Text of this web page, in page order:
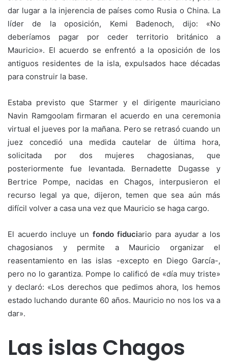
dar lugar a la injerencia de países como Rusia o China. La
líder de la oposición, Kemi Badenoch, dijo: «No
deberíamos pagar por ceder territorio británico a
Mauricio». El acuerdo se enfrentó a la oposición de los
antiguos residentes de la isla, expulsados hace décadas
para construir la base.
Estaba previsto que Starmer y el dirigente mauriciano
Navin Ramgoolam firmaran el acuerdo en una ceremonia
virtual el jueves por la mañana. Pero se retrasó cuando un
juez concedió una medida cautelar de última hora,
solicitada por dos mujeres chagosianas, que
posteriormente fue levantada. Bernadette Dugasse y
Bertrice Pompe, nacidas en Chagos, interpusieron el
recurso legal ya que, dijeron, temen que sea aún más
difícil volver a casa una vez que Mauricio se haga cargo.
El acuerdo incluye un fondo fiduciario para ayudar a los
chagosianos y permite a Mauricio organizar el
reasentamiento en las islas -excepto en Diego García-,
pero no lo garantiza. Pompe lo calificó de «día muy triste»
y declaró: «Los derechos que pedimos ahora, los hemos
estado luchando durante 60 años. Mauricio no nos los va a
dar».
Las islas Chagos